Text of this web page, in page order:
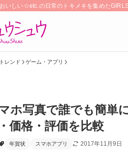
しい☆etc.の日常のトキメキを集めたGIRLS
レンド ゲーム・アプリ
ホ写真で誰でも簡単
価格・評価を比較
年賀状 スマホアプリ 2017年11月9日